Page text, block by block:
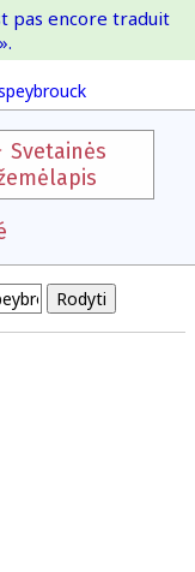
pas encore traduit
Svetainės